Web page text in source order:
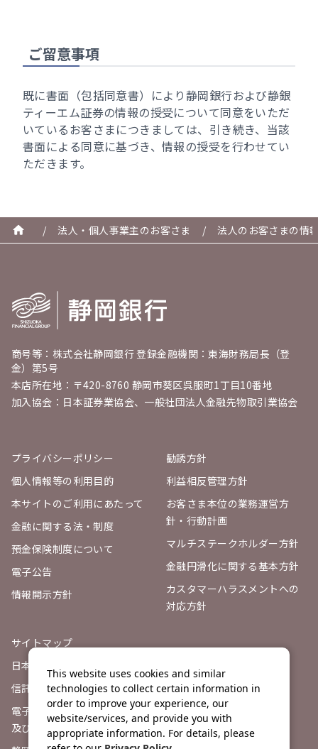
ご留意事項
既に書面（包括同意書）により静岡銀行および静銀
ティーエム証券の情報の授受について同意をいただ
いているお客さまにつきましては、引き続き、当該
書面による同意に基づき、情報の授受を行わせてい
ただきます。
/ 法人・個人事業主のお客さま / 法人のお客さまの情
商号等：株式会社静岡銀行 登録金融機関：東海財務局長（登
金）第5号
本店所在地：〒420-8760 静岡市葵区呉服町1丁目10番地
加入協会：日本証券業協会、一般社団法人金融先物取引業協会
プライバシーポリシー
個人情報等の利用目的
本サイトのご利用にあたって
金融に関する法・制度
預金保険制度について
電子公告
情報開示方針
勧誘方針
利益相反管理方針
お客さま本位の業務運営方
針・行動計画
マルチステークホルダー方針
金融円滑化に関する基本方針
カスタマーハラスメントへの
対応方針
サイトマップ
日本証券業協会
信託契約代理店登録票
電子決済等代行業者との連携
及び協働について
This website uses cookies and similar
technologies to collect certain information in
order to improve your experience, our
website/services, and provide you with
appropriate information. For details, please